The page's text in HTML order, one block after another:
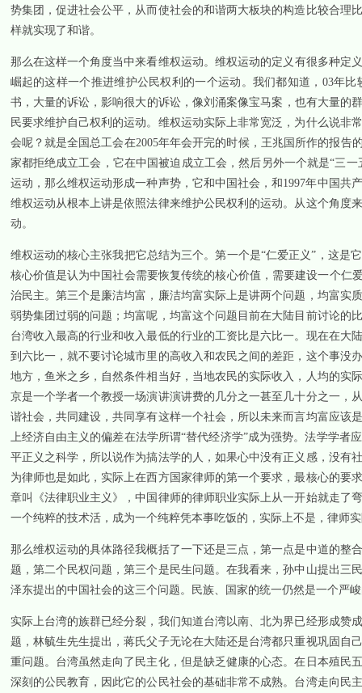
势集团，促进社会公平，从而使社会的和谐两大板块的构造比较合理
样就实现了和谐。
那么在这样一个角度当中来看维权运动。维权运动的定义有很多种定
崛起的这样一个推进维护公民权利的一个运动。我们都知道， 03年比
书，大量的诉讼，影响很大的诉讼，像刘涌案像宝马案，也有大量的
民要求维护自己权利的运动。维权运动实际上非常宽泛，为什么说非
会呢？就是全国总工会在2005年年会开完的时候，王兆国所作的报告
家都拒绝成立工会，它在中国被迫成立工会，然后另外一个就是“三
运动，那么维权运动形成一种声势，它和中国社会，和 1997年中国共
维权运动从根本上讲是依照法律来维护公民权利的运动。从这个角度
动。
维权运动的核心主张我把它总结为三个。第一个是“仁爱正义”，这
核心价值是认为中国社会需要恢复传统的核心价值，需要建设一个仁
治民主。第三个是廉洁均富，廉洁均富实际上是讲两个问题，均富实
弱势集团过弱的问题；均富呢，均富这个问题目前在大陆目前讨论的
台湾收入最高的行业和收入最低的行业的工资比是六比一。现在在
到六比一，就不要讨论城市里的高收入和农民之间的差距，这个事没
地方，鱼米之乡，自然条件相当好，当地农民的实际收入，人均的实
京是一个学者一个教授一场演讲演讲费的几分之一甚至几十分之一，
谐社会，共同建设，共同享有这样一个社会，所以未来而言均富应该
上经济自由主义的偏差在法学所谓“替代经济学”成为强势。法学学
平正义之科学，所以说作为搞法学的人，如果心中没有正义感，没有
为律师也是如此，实际上在西方国家律师的第一个要求，最核心的
章叫《法律职业主义》，中国律师的律师职业实际上从一开始就走了
一个纯粹的技术活，成为一个纯粹凭本事吃饭的，实际上不是，律师
那么维权运动的具体路径我概括了一下还是三点，第一点是中道的整
题，第二个民权问题，第三个是民生问题。在我看来，孙中山提出三
泽东提出的中国社会的这三个问题。民族、国家的统一仍然是一个严
实际上台湾的族群已经分裂，我们知道台湾以南、北为界已经形成
题，林毓生先生提出，蒋氏父子无论在大陆还是台湾都只重视巩固自
重问题。台湾虽然走向了民主化，但是缺乏健康的心态。在日本殖民
深刻的公民教育，因此它的公民社会的基础非常不成熟。台湾走向民